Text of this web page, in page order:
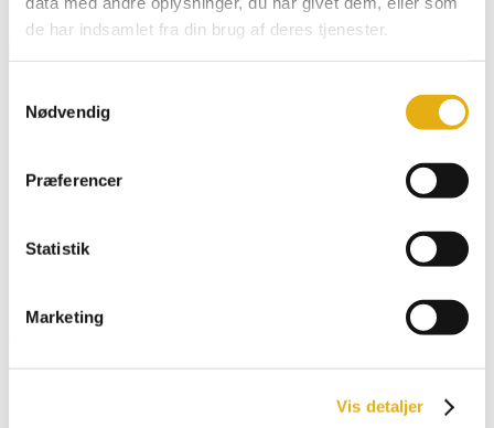
de har indsamlet fra din brug af deres tjenester.
Nødvendig
Præferencer
Statistik
Marketing
Vis detaljer
Klistermærker & Reklameartikler
English
Español